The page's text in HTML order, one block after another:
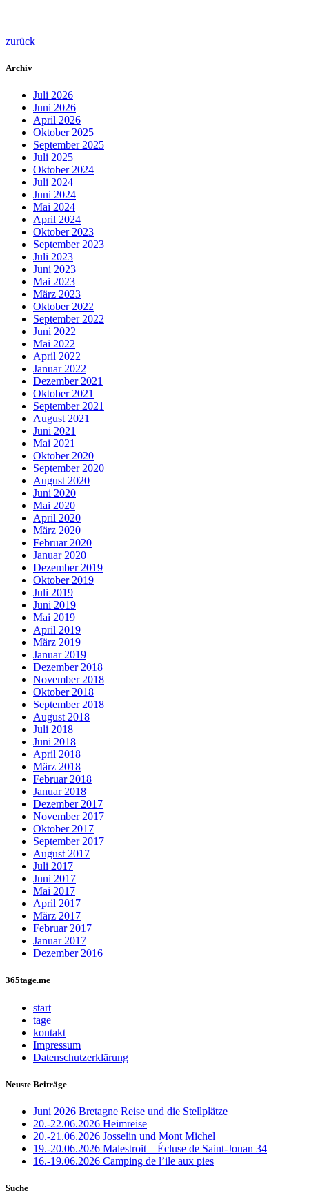
zurück
Archiv
Juli 2026
Juni 2026
April 2026
Oktober 2025
September 2025
Juli 2025
Oktober 2024
Juli 2024
Juni 2024
Mai 2024
April 2024
Oktober 2023
September 2023
Juli 2023
Juni 2023
Mai 2023
März 2023
Oktober 2022
September 2022
Juni 2022
Mai 2022
April 2022
Januar 2022
Dezember 2021
Oktober 2021
September 2021
August 2021
Juni 2021
Mai 2021
Oktober 2020
September 2020
August 2020
Juni 2020
Mai 2020
April 2020
März 2020
Februar 2020
Januar 2020
Dezember 2019
Oktober 2019
Juli 2019
Juni 2019
Mai 2019
April 2019
März 2019
Januar 2019
Dezember 2018
November 2018
Oktober 2018
September 2018
August 2018
Juli 2018
Juni 2018
April 2018
März 2018
Februar 2018
Januar 2018
Dezember 2017
November 2017
Oktober 2017
September 2017
August 2017
Juli 2017
Juni 2017
Mai 2017
April 2017
März 2017
Februar 2017
Januar 2017
Dezember 2016
365tage.me
start
tage
kontakt
Impressum
Datenschutzerklärung
Neuste Beiträge
Juni 2026 Bretagne Reise und die Stellplätze
20.-22.06.2026 Heimreise
20.-21.06.2026 Josselin und Mont Michel
19.-20.06.2026 Malestroit – Écluse de Saint-Jouan 34
16.-19.06.2026 Camping de l’ile aux pies
Suche